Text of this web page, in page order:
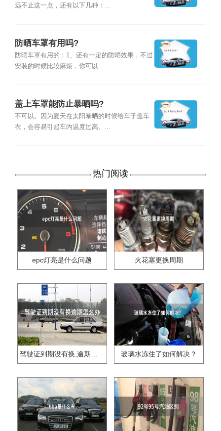
远不止这一点，还有以下几种：...
防晒车罩有用吗?
防晒车罩有用的：1、还有一定的防晒效果，不过
安装的时候比较麻烦，你可以...
盖上车罩能防止暴晒吗?
不可以。因为夏天在太阳暴晒的时候给车子盖车
衣，会容易引起车内温度过高。...
热门阅读
epc灯亮是什么问题 火花塞更换周期
驾驶证到期没有换,逾期怎么办?? 玻璃水冻住了如何解决？